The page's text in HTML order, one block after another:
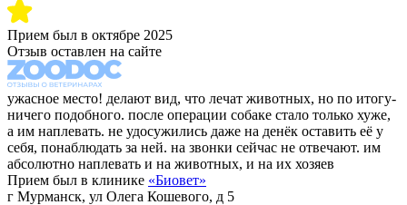
Прием был в октябре 2025
Отзыв оставлен на сайте
ужасное место! делают вид, что лечат животных, но по итогу-
ничего подобного. после операции собаке стало только хуже,
а им наплевать. не удосужились даже на денёк оставить её у
себя, понаблюдать за ней. на звонки сейчас не отвечают. им
абсолютно наплевать и на животных, и на их хозяев
Прием был в клинике «Биовет»
г Мурманск, ул Олега Кошевого, д 5